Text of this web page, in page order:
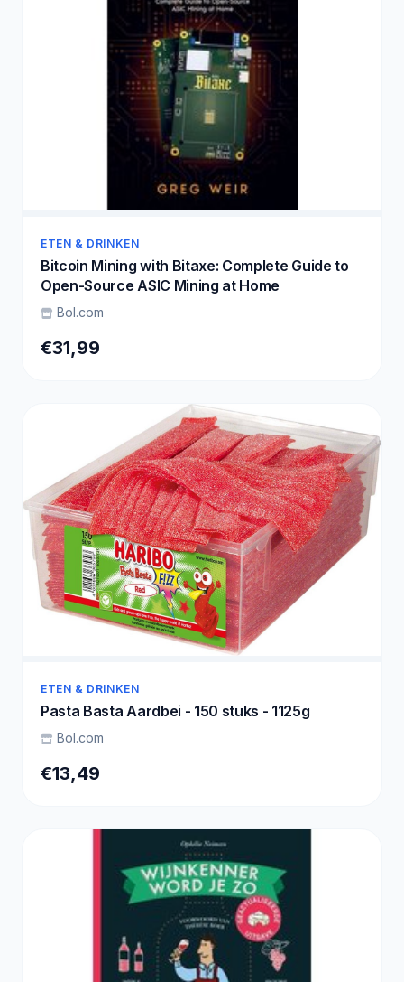
ETEN & DRINKEN
Bitcoin Mining with Bitaxe: Complete Guide to
Open-Source ASIC Mining at Home
Bol.com
€31,99
ETEN & DRINKEN
Pasta Basta Aardbei - 150 stuks - 1125g
Bol.com
€13,49